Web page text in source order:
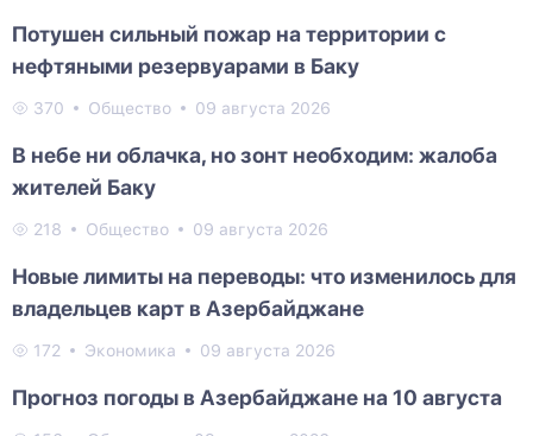
Потушен сильный пожар на территории с
нефтяными резервуарами в Баку
370 Общество 09 августа 2026
В небе ни облачка, но зонт необходим: жалоба
жителей Баку
218 Общество 09 августа 2026
Новые лимиты на переводы: что изменилось для
владельцев карт в Азербайджане
172 Экономика 09 августа 2026
Прогноз погоды в Азербайджане на 10 августа